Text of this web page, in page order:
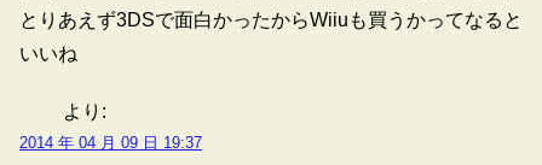
とりあえず3DSで面白かったからWiiuも買うかってなると
いいね
より:
2014 年 04 月 09 日 19:37